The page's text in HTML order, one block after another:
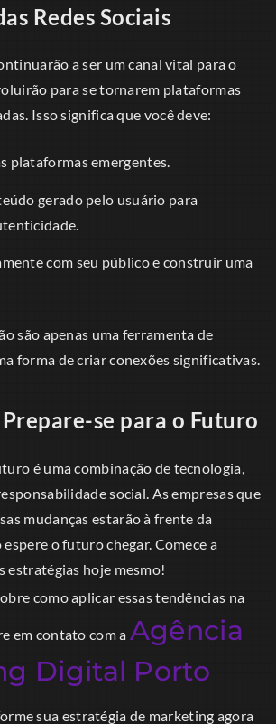
Redes Sociais
a ser um canal vital para o
para se tornarem plataformas
Isso significa que você deve:
plataformas emergentes.
gerado pelo usuário para
com seu público e construir uma
são apenas uma ferramenta de
forma de criar conexões significativas.
se para o Futuro
é uma combinação de tecnologia,
social. As empresas que
mudanças estarão à frente da
o futuro chegar. Comece a
estratégias hoje mesmo!
como aplicar essas tendências na
em contato com a Agência
Digital Porto
sua estratégia de marketing agora